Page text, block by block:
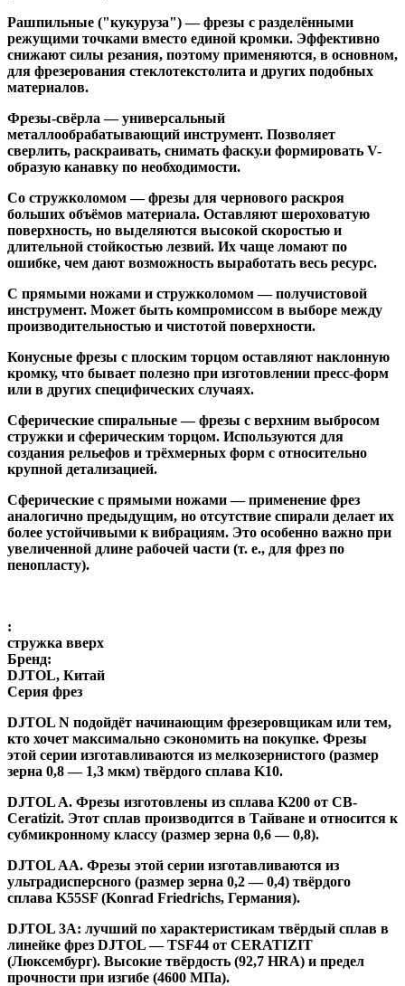
Рашпильные ("кукуруза")— фрезы с разделёнными
режущими точками вместо единой кромки. Эффективно
снижают силы резания, поэтому применяются, в основном,
для фрезерования стеклотекстолита и других подобных
материалов.
Фрезы-свёрла — универсальный
металлообрабатывающий инструмент. Позволяет
сверлить, раскраивать, снимать фаску.и формировать V-
образую канавку по необходимости.
Со стружколомом— фрезы для чернового раскроя
больших объёмов материала. Оставляют шероховатую
поверхность, но выделяются высокой скоростью и
длительной стойкостью лезвий. Их чаще ломают по
ошибке, чем дают возможность выработать весь ресурс.
С прямыми ножами и стружколомом— получистовой
инструмент. Может быть компромиссом в выборе между
производительностью и чистотой поверхности.
Конусные фрезы с плоским торцом оставляют наклонную
кромку, что бывает полезно при изготовлении пресс-форм
или в других специфических случаях.
Сферические спиральные— фрезы с верхним выбросом
стружки и сферическим торцом. Используются для
создания рельефов и трёхмерных форм с относительно
крупной детализацией.
Сферические с прямыми ножами— применение фрез
аналогично предыдущим, но отсутствие спирали делает их
более устойчивыми к вибрациям. Это особенно важно при
увеличенной длине рабочей части (т. е., для фрез по
пенопласту).
:
стружка вверх
Бренд:
DJTOL, Китай
Серия фрез
DJTOL N подойдёт начинающим фрезеровщикам или тем,
кто хочет максимально сэкономить на покупке. Фрезы
этой серии изготавливаются из мелкозернистого (размер
зерна 0,8 — 1,3 мкм) твёрдого сплава K10.
DJTOL A. Фрезы изготовлены из сплава K200 от CB-
Ceratizit. Этот сплав производится в Тайване и относится к
субмикронному классу (размер зерна 0,6 — 0,8).
DJTOL AA. Фрезы этой серии изготавливаются из
ультрадисперсного (размер зерна 0,2 — 0,4) твёрдого
сплава K55SF (Konrad Friedrichs, Германия).
DJTOL 3A: лучший по характеристикам твёрдый сплав в
линейке фрез DJTOL — TSF44 от CERATIZIT
(Люксембург). Высокие твёрдость (92,7 HRA) и предел
прочности при изгибе (4600 МПа).